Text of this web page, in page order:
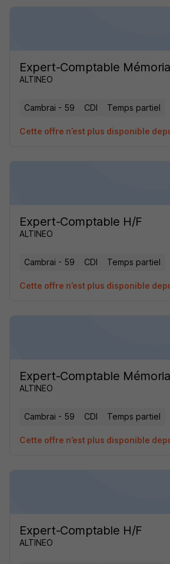
Expert-Comptable
ALTINEO
Cambrai - 59 CDI Temps partiel
Cette offre n’est plus disponible
Expert-Comptable H/F
ALTINEO
Cambrai - 59 CDI Temps partiel
Cette offre n’est plus disponible
Expert-Comptable
ALTINEO
Cambrai - 59 CDI Temps partiel
Cette offre n’est plus disponible
Expert-Comptable H/F
ALTINEO